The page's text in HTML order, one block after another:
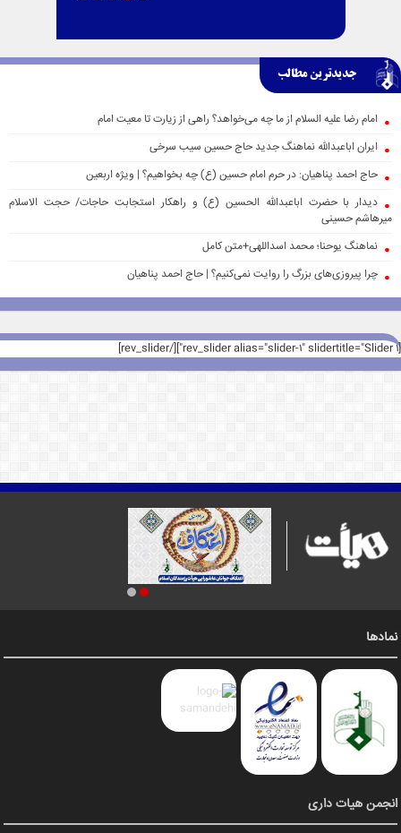
جدیدترین مطالب
امام رضا علیه السلام از ما چه می‌خواهد؟ راهی از زیارت تا معیت امام
ایران اباعبدالله نماهنگ جدید حاج حسین سیب سرخی
حاج احمد پناهیان: در حرم امام حسین (ع) چه بخواهیم؟ | ویژه اربعین
دیدار با حضرت اباعبدالله الحسین (ع) و راهکار استجابت حاجات/ حجت الاسلام
میرهاشم حسینی
نماهنگ یوحنا؛ محمد اسداللهی+متن کامل
چرا پیروزی‌های بزرگ را روایت نمی‌کنیم؟ | حاج احمد پناهیان
[rev_slider alias="slider-1" slidertitle="Slider 1"][/rev_slider]
نمادها
انجمن هیات داری